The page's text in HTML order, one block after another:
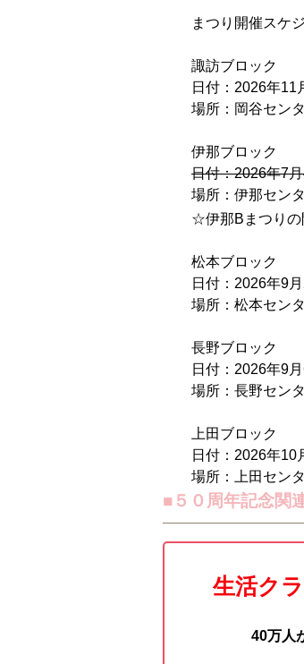
まつり開催スケジ
諏訪ブロック
日付：2026年11
場所：岡谷セン
伊那ブロック
日付：2026年7
場所：伊那セン
☆伊那Bまつりの
松本ブロック
日付：2026年9月
場所：松本セン
長野ブロック
日付：2026年9月
場所：長野セン
上田ブロック
日付：2026年10
場所：上田セン
■５０周年記念関
生活ク
40万人